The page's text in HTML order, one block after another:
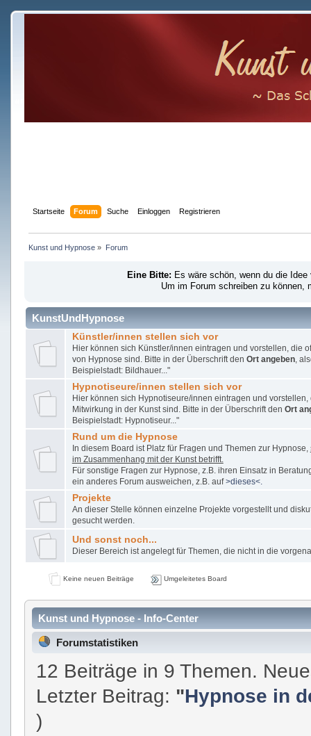
Startseite Forum Suche Einloggen Registrieren
Kunst und Hypnose » Forum
Eine Bitte: Es wäre schön, wenn du die
Um im Forum schreiben zu können,
KunstUndHypnose
Künstler/innen stellen sich vor
Hier können sich Künstler/innen eintragen und vorstellen, die
von Hypnose sind. Bitte in der Überschrift den Ort angeben,
Beispielstadt: Bildhauer..."
Hypnotiseure/innen stellen sich vor
Hier können sich Hypnotiseure/innen eintragen und vorstellen,
Mitwirkung in der Kunst sind. Bitte in der Überschrift den Ort
Beispielstadt: Hypnotiseur..."
Rund um die Hypnose
In diesem Board ist Platz für Fragen und Themen zur Hypnose,
im Zusammenhang mit der Kunst betrifft.
Für sonstige Fragen zur Hypnose, z.B. ihren Einsatz in
ein anderes Forum ausweichen, z.B. auf>dieses<.
Projekte
An dieser Stelle können einzelne Projekte vorgestellt und
gesucht werden.
Und sonst noch...
Dieser Bereich ist angelegt für Themen, die nicht in die
Keine neuen Beiträge Umgeleitetes Board
Kunst und Hypnose - Info-Center
Forumstatistiken
12 Beiträge in 9 Themen.
Letzter Beitrag: "Hypnose in
)